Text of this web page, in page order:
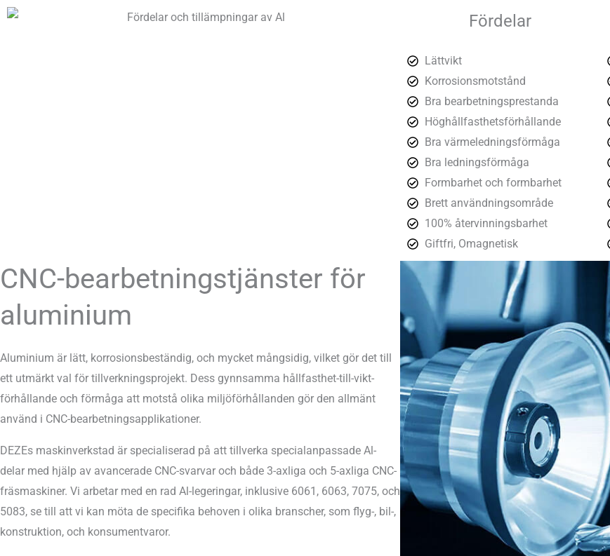
Fördelar
Lättvikt
Korrosionsmotstånd
Bra bearbetningsprestanda
Höghållfasthetsförhållande
Bra värmeledningsförmåga
Bra ledningsförmåga
Formbarhet och formbarhet
Brett användningsområde
100% återvinningsbarhet
Giftfri, Omagnetisk
CNC-bearbetningstjänster för
aluminium
Aluminium är lätt, korrosionsbeständig, och mycket mångsidig, vilket gör det till
ett utmärkt val för tillverkningsprojekt. Dess gynnsamma hållfasthet-till-vikt-
förhållande och förmåga att motstå olika miljöförhållanden gör den allmänt
använd i CNC-bearbetningsapplikationer.
DEZEs maskinverkstad är specialiserad på att tillverka specialanpassade Al-
delar med hjälp av avancerade CNC-svarvar och både 3-axliga och 5-axliga CNC-
fräsmaskiner. Vi arbetar med en rad Al-legeringar, inklusive 6061, 6063, 7075, och
5083, se till att vi kan möta de specifika behoven i olika branscher, som flyg-, bil-,
konstruktion, och konsumentvaror.